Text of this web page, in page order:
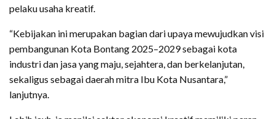
pelaku usaha kreatif.
“Kebijakan ini merupakan bagian dari upaya mewujudkan visi
pembangunan Kota Bontang 2025–2029 sebagai kota
industri dan jasa yang maju, sejahtera, dan berkelanjutan,
sekaligus sebagai daerah mitra Ibu Kota Nusantara,”
lanjutnya.